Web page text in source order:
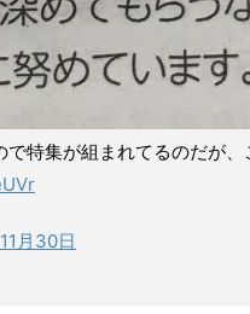
特集が組まれてるのだが
月30日